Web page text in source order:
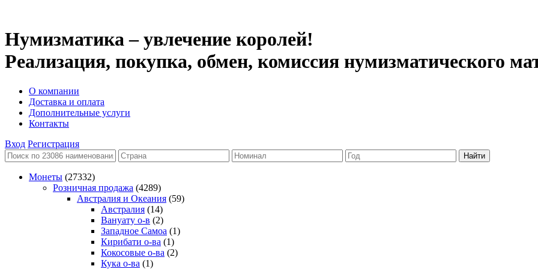
Нумизматика – увлечение королей!
Реализация, покупка, обмен, комиссия нумизматического
О компании
Доставка и оплата
Дополнительные услуги
Контакты
Вход Регистрация
Монеты (27332)
Розничная продажа (4289)
Австралия и Океания (59)
Австралия (14)
Вануату о-в (2)
Западное Самоа (1)
Кирибати о-ва (1)
Кокосовые о-ва (2)
Кука о-ва (1)